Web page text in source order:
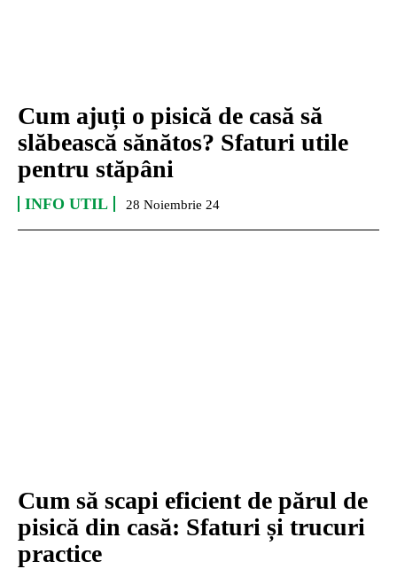
Cum ajuți o pisică de casă să
slăbească sănătos? Sfaturi utile
pentru stăpâni
INFO UTIL 28 Noiembrie 24
Cum să scapi eficient de părul de
pisică din casă: Sfaturi și trucuri
practice